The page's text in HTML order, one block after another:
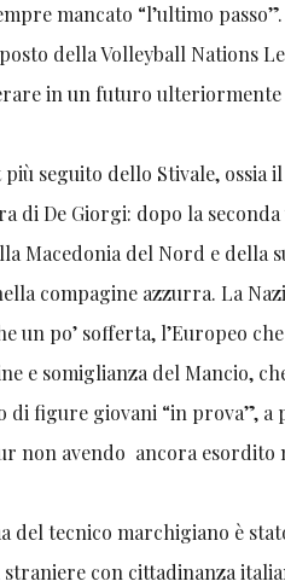
mancato “l’ultimo
della Volleyball Nations
in un futuro ulteriormente
seguito dello Stivale, ossia il
di De Giorgi: dopo la
Macedonia del Nord e della
compagine azzurra. La
un po’ sofferta, l’Europeo
e somiglianza del Mancio,
figure giovani “in prova”, a
non avendo ancora esordito
del tecnico marchigiano è
con cittadinanza